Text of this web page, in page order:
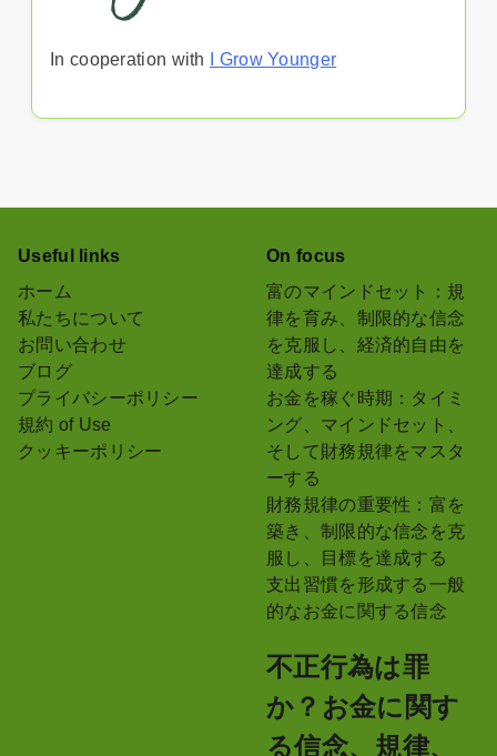
In cooperation with I Grow Younger
Useful links
ホーム
私たちについて
お問い合わせ
ブログ
プライバシーポリシー
規約 of Use
クッキーポリシー
On focus
富のマインドセット：規
律を育み、制限的な信念
を克服し、経済的自由を
達成する
お金を稼ぐ時期：タイミ
ング、マインドセット、
そして財務規律をマスタ
ーする
財務規律の重要性：富を
築き、制限的な信念を克
服し、目標を達成する
支出習慣を形成する一般
的なお金に関する信念
不正行為は罪
か？お金に関す
る信念、規律、